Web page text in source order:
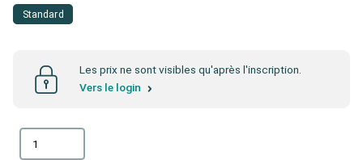
Standard
Les prix ne sont visibles qu'après l'inscription.
Vers le login